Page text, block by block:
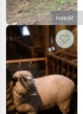
Inzerát